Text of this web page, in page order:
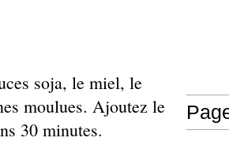
soja, le miel, le
moulues. Ajoutez le
30 minutes.